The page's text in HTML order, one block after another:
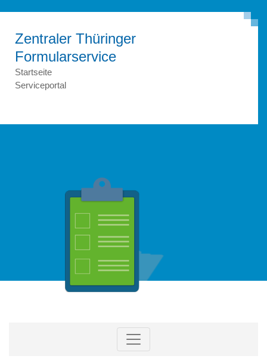
Zentraler Thüringer
Formular­service
Startseite
Serviceportal